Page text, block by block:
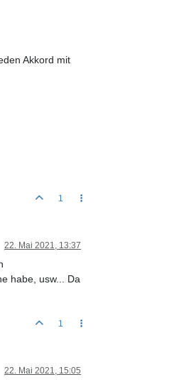
Akkord mit
1
22. Mai 2021, 13:37
habe, usw... Da
1
22. Mai 2021, 15:05